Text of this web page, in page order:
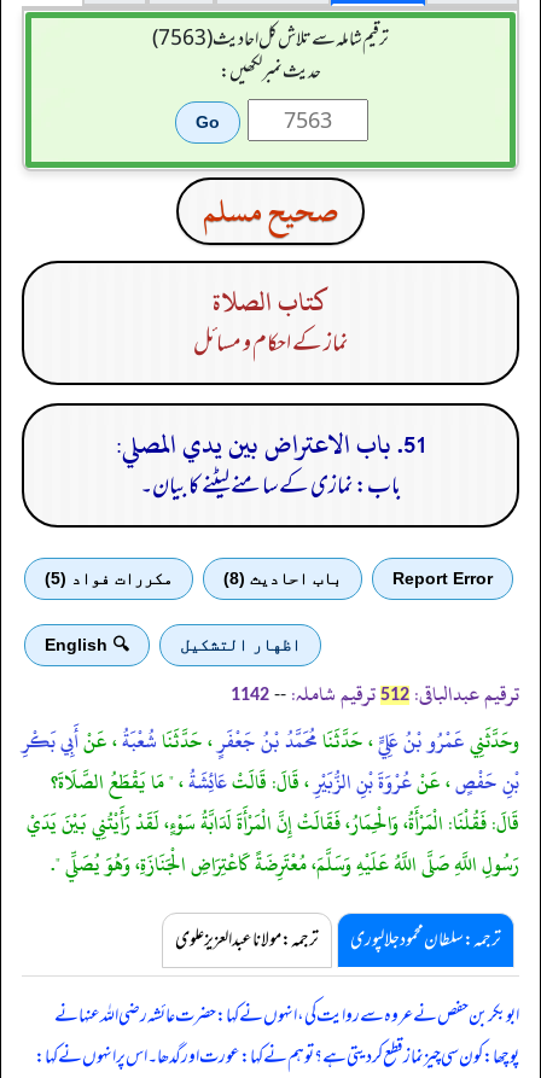
ترقیم شاملہ سے تلاش کل احادیث (7563)
حدیث نمبر لکھیں:
صحيح مسلم
كتاب الصلاة
نماز کے احکام و مسائل
51. باب الاعتراض بين يدي المصلي:
باب: نمازی کے سامنے لیٹنے کا بیان۔
Report Error باب احادیث (8) مكررات فواد (5)
اظهار التشكيل 🔍 English
ترقیم عبدالباقی: 512 ترقیم شاملہ: --
1142
وحَدَّثَنِيعَمْرُو بْنُ عَلِيٍّ، حَدَّثَنَامُحَمَّدُ بْنُ جَعْفَرٍ، حَدَّثَنَاشُعْبَةُ، عَنْأَبِي بَكْرِ
بْنِ حَفْصٍ، عَنْعُرْوَةَ بْنِ الزُّبَيْرِ، قَالَ: قَالَتْعَائِشَةُ، " مَا يَقْطَعُ الصَّلَاةَ؟
قَالَ: فَقُلْنَا: الْمَرْأَةُ، وَالْحِمَارُ، فَقَالَتْ إِنَّ الْمَرْأَةَ لَدَابَّةُ سَوْءٍ، لَقَدْ رَأَيْتُنِي بَيْنَ يَدَيْ
رَسُولِ اللَّهِ صَلَّى اللَّهُ عَلَيْهِ وَسَلَّمَ، مُعْتَرِضَةً كَاعْتِرَاضِ الْجَنَازَةِ، وَهُوَ يُصَلِّي ".
ترجمہ:سلطان محمود جلالپوری ترجمہ:مولانا عبدالعزیز علوی
ابوبکر بن حفص نے عروہ سے روایت کی، انہوں نے کہا: حضرت عائشہ رضی اللہ عنہا نے
پوچھا: کون سی چیز نماز قطع کر دیتی ہے؟ تو ہم نے کہا: عورت اور گدھا۔ اس پر انہوں نے کہا: